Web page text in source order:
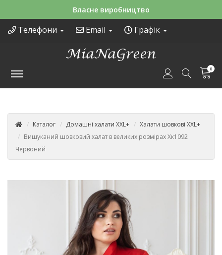
Зручні способи оплати
Телефони Email Графік
0
Каталог Домашні халати XXL+
Халати шовкові XXL+
Вишуканий шовковий халат в великих розмірах Хк1092
Червоний